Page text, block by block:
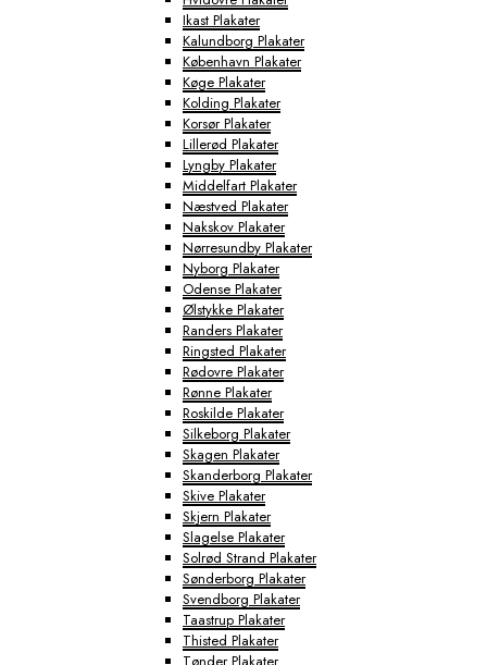
Ikast Plakater
Kalundborg Plakater
København Plakater
Køge Plakater
Kolding Plakater
Korsør Plakater
Lillerød Plakater
Lyngby Plakater
Middelfart Plakater
Næstved Plakater
Nakskov Plakater
Nørresundby Plakater
Nyborg Plakater
Odense Plakater
Ølstykke Plakater
Randers Plakater
Ringsted Plakater
Rødovre Plakater
Rønne Plakater
Roskilde Plakater
Silkeborg Plakater
Skagen Plakater
Skanderborg Plakater
Skive Plakater
Skjern Plakater
Slagelse Plakater
Solrød Strand Plakater
Sønderborg Plakater
Svendborg Plakater
Taastrup Plakater
Thisted Plakater